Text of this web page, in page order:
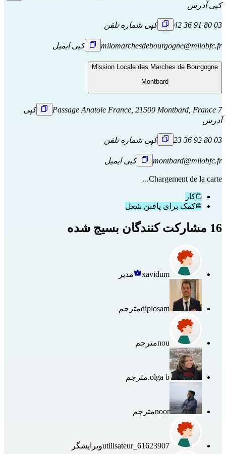
کپی آدرس
03 80 91 36 42 کپی شماره تلفن
milomarchesdebourgogne@milobfc.fr کپی ایمیل
Mission Locale des Marches de Bourgogne
Montbard
7 Passage Anatole France, 21500 Montbard, France
کپی
آدرس
03 80 92 36 23 کپی شماره تلفن
montbard@milobfc.fr کپی ایمیل
Chargement de la carte...
کار
کمک برای یافتن شغل
16 مشارکت کنندگان بسیج شده
xavidum مدیر
diplosamمترجم
nouمترجم
olga b. مترجم
noorمترجم
utilisateur_61623907ویرایشگر